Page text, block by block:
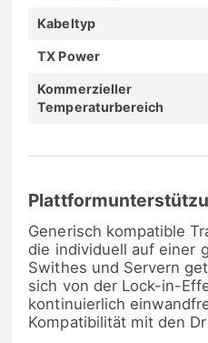
Kabeltyp
TX Power
Kommerzieller
Temperaturbereich
Generisch kompatible
die individuell auf einer
Swithes und Servern
sich von der Lock-in-
kontinuierlich
Kompatibilität mit den